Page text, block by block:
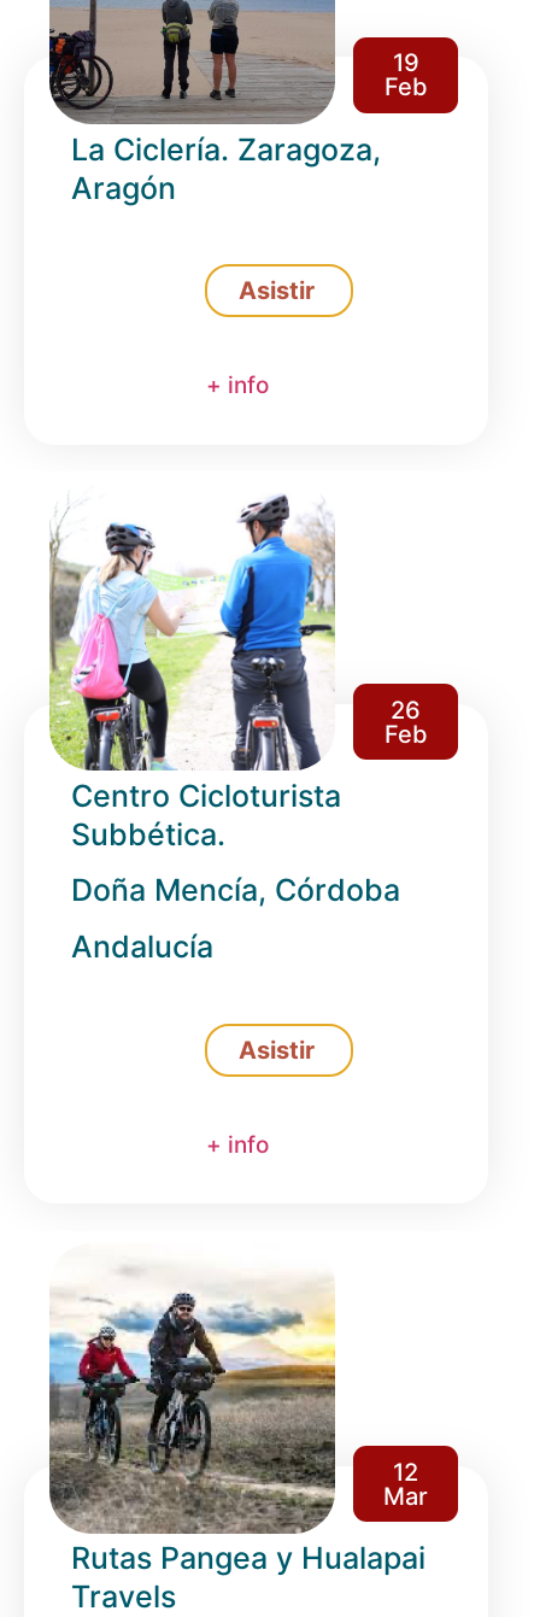
19
Feb
La Ciclería. Zaragoza,
Aragón
Asistir
+ info
26
Feb
Centro Cicloturista
Subbética.
Doña Mencía, Córdoba
Andalucía
Asistir
+ info
12
Mar
Rutas Pangea y Hualapai
Travels